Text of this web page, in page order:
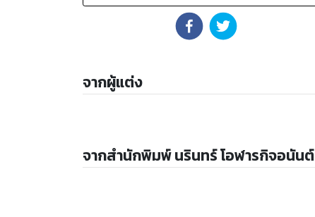
จากผู้แต่ง
จากสำนักพิมพ์ นรินทร์ โอฬารกิจอนันต์